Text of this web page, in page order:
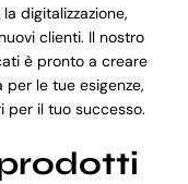
digitalizzazione,
clienti. Il nostro
è pronto a creare
per le tue esigenze,
il tuo successo.